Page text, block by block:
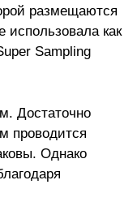
размещаются
использовала как
Sampling
Достаточно
проводится
Однако